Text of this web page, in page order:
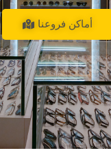
أماكن فروعنا